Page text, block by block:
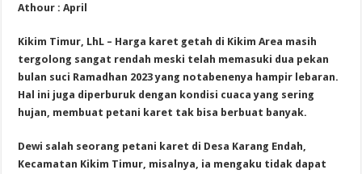
Athour : April
Kikim Timur, LhL – Harga karet getah di Kikim Area masih
tergolong sangat rendah meski telah memasuki dua pekan
bulan suci Ramadhan 2023 yang notabenenya hampir lebaran.
Hal ini juga diperburuk dengan kondisi cuaca yang sering
hujan, membuat petani karet tak bisa berbuat banyak.
Dewi salah seorang petani karet di Desa Karang Endah,
Kecamatan Kikim Timur, misalnya, ia mengaku tidak dapat